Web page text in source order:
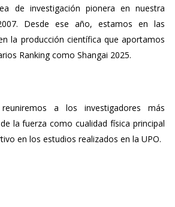
de investigación pionera en nuestra
Desde ese año, estamos en las
la producción científica que aportamos
Ranking como Shangai 2025.
a los investigadores más
la fuerza como cualidad física principal
en los estudios realizados en la UPO.